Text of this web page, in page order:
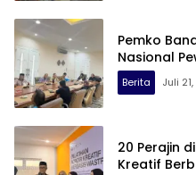
Pemko
Nasional
Berita Juli
20 Perajin
Kreatif